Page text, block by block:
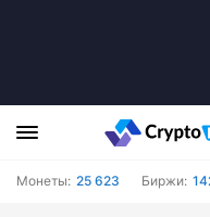
Монеты: 25 623 Биржи: